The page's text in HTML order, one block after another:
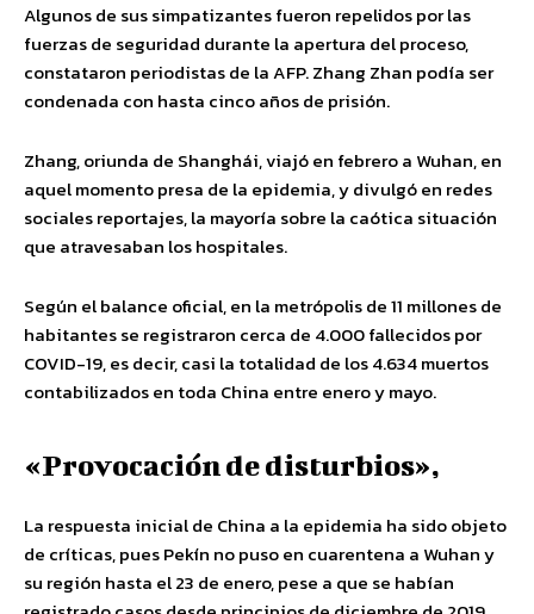
Algunos de sus simpatizantes fueron repelidos por las
fuerzas de seguridad durante la apertura del proceso,
constataron periodistas de la AFP. Zhang Zhan podía ser
condenada con hasta cinco años de prisión.
Zhang, oriunda de Shanghái, viajó en febrero a Wuhan, en
aquel momento presa de la epidemia, y divulgó en redes
sociales reportajes, la mayoría sobre la caótica situación
que atravesaban los hospitales.
Según el balance oficial, en la metrópolis de 11 millones de
habitantes se registraron cerca de 4.000 fallecidos por
COVID-19, es decir, casi la totalidad de los 4.634 muertos
contabilizados en toda China entre enero y mayo.
«Provocación de disturbios»,
La respuesta inicial de China a la epidemia ha sido objeto
de críticas, pues Pekín no puso en cuarentena a Wuhan y
su región hasta el 23 de enero, pese a que se habían